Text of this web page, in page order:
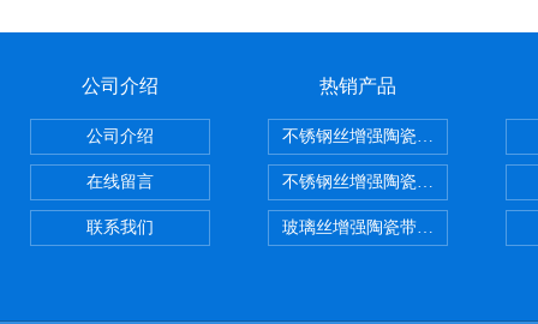
公司介绍
公司介绍
在线留言
联系我们
热销产品
不锈钢丝增强陶瓷纤维布，陶瓷布
不锈钢丝增强陶瓷纤维布应用范围
玻璃丝增强陶瓷带，硅酸铝纤维